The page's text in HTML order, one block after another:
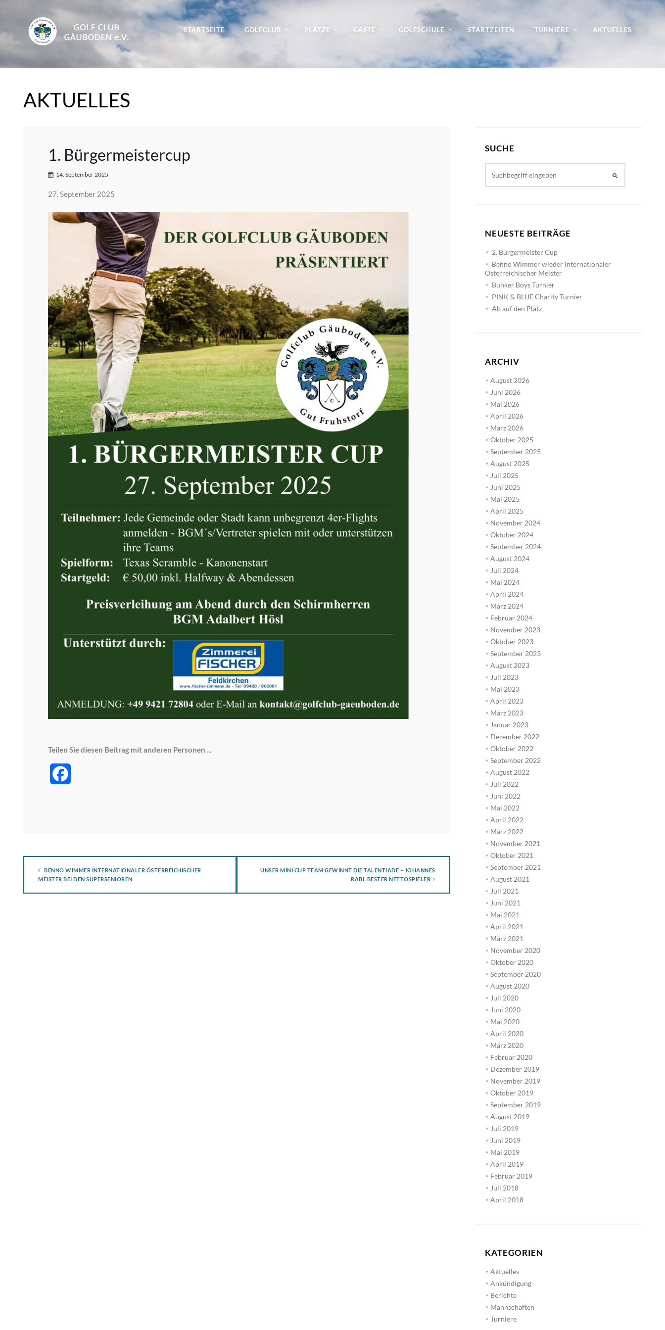
STARTSEITE GOLFCLUB PLÄTZE GÄSTE GOLFSCHULE STARTZEITEN TURNIERE AKTUELLES
AKTUELLES
1. Bürgermeistercup
14. September 2025
27. September 2025
Teilen Sie diesen Beitrag mit anderen Personen ...
BENNO WIMMER INTERNATIONALER ÖSTERREICHISCHER
MEISTER BEI DEN SUPERSENIOREN
UNSER MINI CUP TEAM GEWINNT DIE TALENTIADE – JOHANNES
RABL BESTER NETTOSPIELER
SUCHE
NEUESTE BEITRÄGE
2. Bürgermeister Cup
Benno Wimmer wieder Internationaler
Österreichischer Meister
Bunker Boys Turnier
PINK & BLUE Charity Turnier
Ab auf den Platz
ARCHIV
August 2026
Juni 2026
Mai 2026
April 2026
März 2026
Oktober 2025
September 2025
August 2025
Juli 2025
Juni 2025
Mai 2025
April 2025
November 2024
Oktober 2024
September 2024
August 2024
Juli 2024
Mai 2024
April 2024
März 2024
Februar 2024
November 2023
Oktober 2023
September 2023
August 2023
Juli 2023
Mai 2023
April 2023
März 2023
Januar 2023
Dezember 2022
Oktober 2022
September 2022
August 2022
Juli 2022
Juni 2022
Mai 2022
April 2022
März 2022
November 2021
Oktober 2021
September 2021
August 2021
Juli 2021
Juni 2021
Mai 2021
April 2021
März 2021
November 2020
Oktober 2020
September 2020
August 2020
Juli 2020
Juni 2020
Mai 2020
April 2020
März 2020
Februar 2020
Dezember 2019
November 2019
Oktober 2019
September 2019
August 2019
Juli 2019
Juni 2019
Mai 2019
April 2019
Februar 2019
Juli 2018
April 2018
KATEGORIEN
Aktuelles
Ankündigung
Berichte
Mannschaften
Turniere